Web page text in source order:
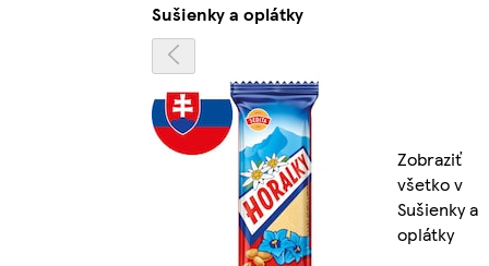
Sušienky a oplátky
Zobraziť
všetko v
Sušienky a
oplátky